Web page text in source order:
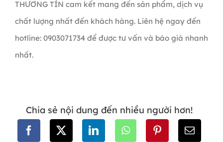
THƯƠNG TÍN cam kết mang đến sản phẩm, dịch vụ
chất lượng nhất đến khách hàng. Liên hệ ngay đến
hotline: 0903071734 để được tư vấn và báo giá nhanh
nhất.
Chia sẻ nội dung đến nhiều người hơn!